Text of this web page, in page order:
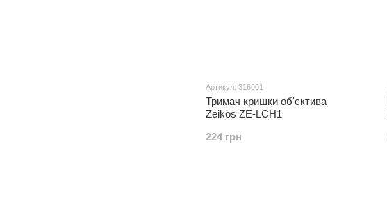
Артикул: 316001
Тримач кришки об'єктива
Zeikos ZE-LCH1
224 грн